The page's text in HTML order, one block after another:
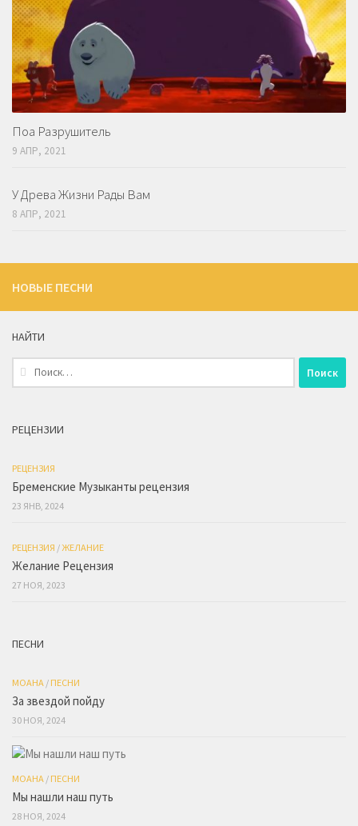
Поа Разрушитель
9 АПР, 2021
У Древа Жизни Рады Вам
8 АПР, 2021
НОВЫЕ ПЕСНИ
НАЙТИ
Найти:
РЕЦЕНЗИИ
РЕЦЕНЗИЯ
Бременские Музыканты рецензия
23 ЯНВ, 2024
РЕЦЕНЗИЯ /ЖЕЛАНИЕ
Желание Рецензия
27 НОЯ, 2023
ПЕСНИ
МОАНА / ПЕСНИ
За звездой пойду
30 НОЯ, 2024
МОАНА / ПЕСНИ
Мы нашли наш путь
28 НОЯ, 2024